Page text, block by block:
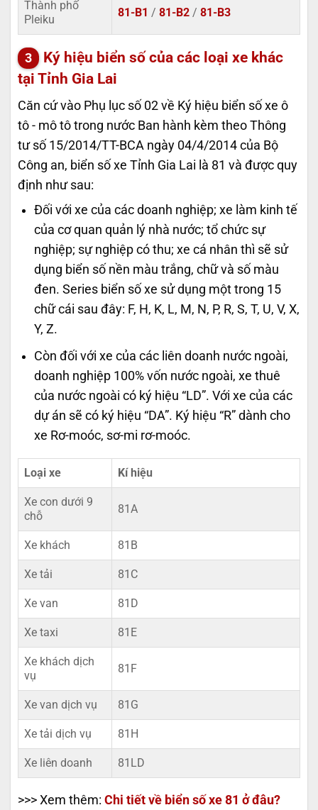
Thành phố
Pleiku
81-B1 / 81-B2 / 81-B3
Ký hiệu biển số của các loại xe khác
tại Tỉnh Gia Lai
Căn cứ vào Phụ lục số 02 về Ký hiệu biển số xe ô
tô - mô tô trong nước Ban hành kèm theo Thông
tư số 15/2014/TT-BCA ngày 04/4/2014 của Bộ
Công an, biển số xe Tỉnh Gia Lai là 81 và được quy
định như sau:
Đối với xe của các doanh nghiệp; xe làm kinh tế
của cơ quan quản lý nhà nước; tổ chức sự
nghiệp; sự nghiệp có thu; xe cá nhân thì sẽ sử
dụng biển số nền màu trắng, chữ và số màu
đen. Series biển số xe sử dụng một trong 15
chữ cái sau đây: F, H, K, L, M, N, P, R, S, T, U, V, X,
Y, Z.
Còn đối với xe của các liên doanh nước ngoài,
doanh nghiệp 100% vốn nước ngoài, xe thuê
của nước ngoài có ký hiệu “LD”. Với xe của các
dự án sẽ có ký hiệu “DA”. Ký hiệu “R” dành cho
xe Rơ-moóc, sơ-mi rơ-moóc.
Loại xe Kí hiệu
Xe con dưới 9
chỗ
81A
Xe khách 81B
Xe tải 81C
Xe van 81D
Xe taxi 81E
Xe khách dịch
vụ
81F
Xe van dịch vụ 81G
Xe tải dịch vụ 81H
Xe liên doanh 81LD
>>> Xem thêm: Chi tiết về biển số xe 81 ở đâu?